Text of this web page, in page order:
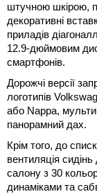
штучною шкірою,
декоративні
приладів
12.9-дюймовим
смартфонів.
Дорожчі версії
логотипів
або Nappa,
панорамний дах.
Крім того, до
вентиляція сидінь
салону з 30
динаміками та